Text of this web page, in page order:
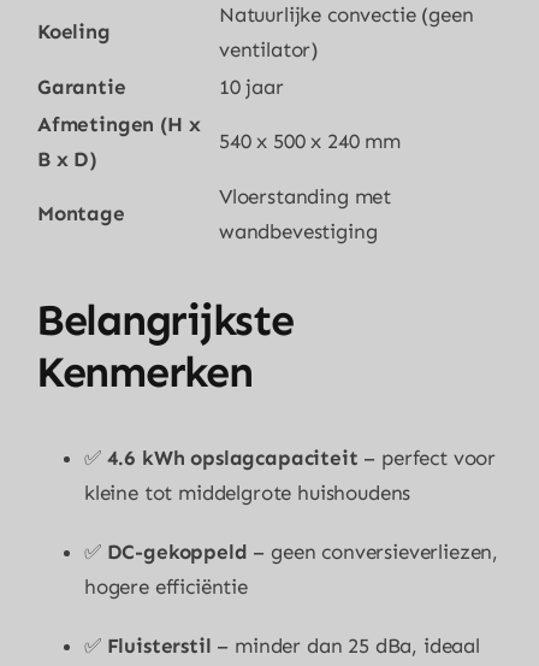
Koeling
Natuurlijke convectie (geen
ventilator)
Garantie
10 jaar
Afmetingen (H x
B x D)
540 x 500 x 240 mm
Montage
Vloerstanding met
wandbevestiging
Belangrijkste
Kenmerken
✅ 4.6 kWh opslagcapaciteit – perfect voor
kleine tot middelgrote huishoudens
✅ DC-gekoppeld – geen conversieverliezen,
hogere efficiëntie
✅ Fluisterstil – minder dan 25 dBa, ideaal